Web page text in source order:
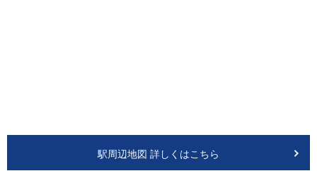
駅周辺地図 詳しくはこちら